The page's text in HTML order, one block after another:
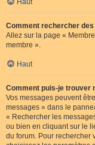
Haut
Comment rechercher
Allez sur la page «
membre ».
Haut
Comment puis-je trouver
Vos messages peuvent
messages » dans le
« Rechercher les
ou bien en cliquant sur le
du forum. Pour rechercher